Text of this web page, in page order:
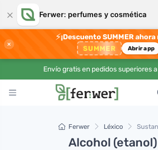
× Ferwer: perfumes y cosmética
×
⚡¡Descuento SUMMER
SUMMER Abrir app
Envío gratis en pedidos superiores a
Ferwer Léxico
Alcohol (etanol)